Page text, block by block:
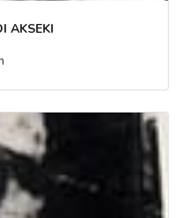
AKSEKI